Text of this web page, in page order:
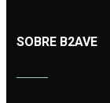
SOBRE B2AVE